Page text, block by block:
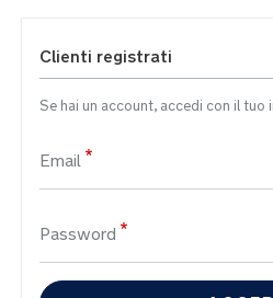
Clienti registrati
Se hai un account, accedi con il tuo
Email
Password